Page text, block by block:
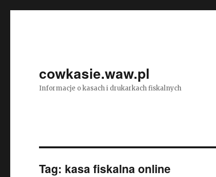
cowkasie.waw.pl
Informacje o kasach i drukarkach fiskalnych
Tag: kasa fiskalna online